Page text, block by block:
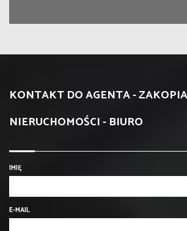
KONTAKT DO AGENTA -
NIERUCHOMOŚCI - BIURO
IMIĘ
E-MAIL